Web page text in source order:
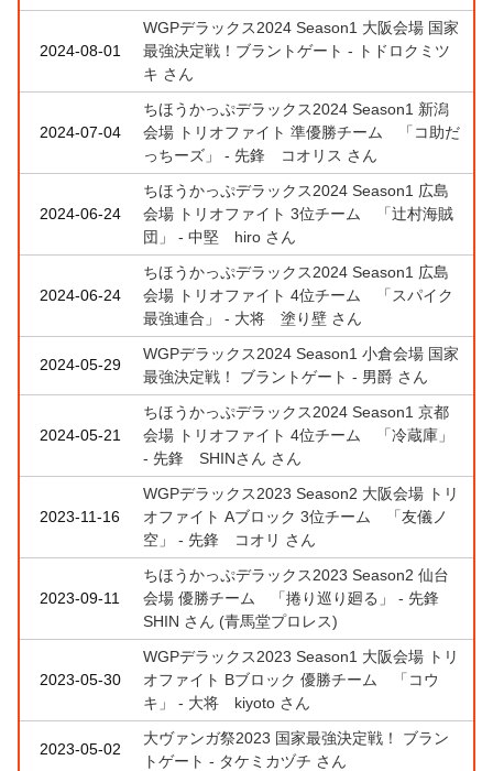
2024-08-01
WGPデラックス2024 Season1 大阪会場 国家
最強決定戦！ブラントゲート - トドロクミツ
キ さん
2024-07-04
ちほうかっぷデラックス2024 Season1 新潟
会場 トリオファイト 準優勝チーム 「コ助だ
っちーズ」 - 先鋒 コオリス さん
2024-06-24
ちほうかっぷデラックス2024 Season1 広島
会場 トリオファイト 3位チーム 「辻村海賊
団」 - 中堅 hiro さん
2024-06-24
ちほうかっぷデラックス2024 Season1 広島
会場 トリオファイト 4位チーム 「スパイク
最強連合」 - 大将 塗り壁 さん
2024-05-29
WGPデラックス2024 Season1 小倉会場 国家
最強決定戦！ ブラントゲート - 男爵 さん
2024-05-21
ちほうかっぷデラックス2024 Season1 京都
会場 トリオファイト 4位チーム 「冷蔵庫」
- 先鋒 SHINさん さん
2023-11-16
WGPデラックス2023 Season2 大阪会場 トリ
オファイト Aブロック 3位チーム 「友儀ノ
空」 - 先鋒 コオリ さん
2023-09-11
ちほうかっぷデラックス2023 Season2 仙台
会場 優勝チーム 「捲り巡り廻る」 - 先鋒
SHIN さん (青馬堂プロレス)
2023-05-30
WGPデラックス2023 Season1 大阪会場 トリ
オファイト Bブロック 優勝チーム 「コウ
キ」 - 大将 kiyoto さん
2023-05-02
大ヴァンガ祭2023 国家最強決定戦！ ブラン
トゲート - タケミカヅチ さん